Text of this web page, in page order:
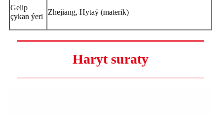
Gelip
çykan ýeri
Zhejiang, Hytaý (materik)
Haryt suraty